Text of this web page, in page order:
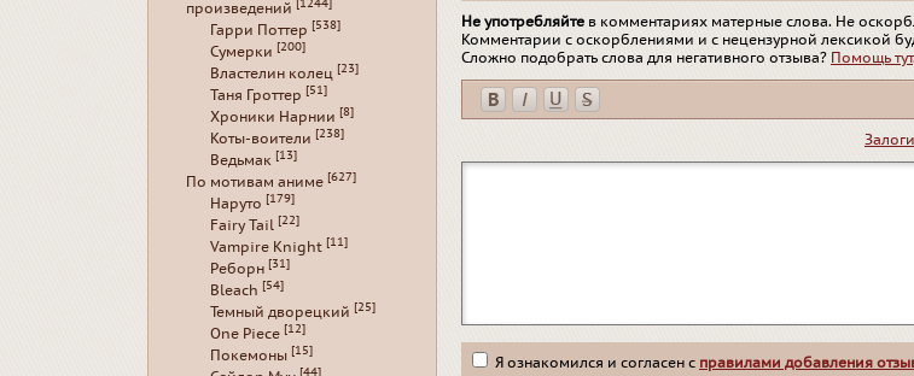
Не употребляйте в комментариях матерные слова. Не
Комментарии с оскорблениями и с нецензурной лексикой
Сложно подобрать слова для негативного отзыва? Помощь тут
Я ознакомился и согласен с правилами добавления
произведений [1244]
Гарри Поттер [538]
Сумерки [200]
Властелин колец [23]
Таня Гроттер [51]
Хроники Нарнии [8]
Коты-воители [238]
Ведьмак [13]
По мотивам аниме [627]
Наруто [179]
Fairy Tail [22]
Vampire Knight [11]
Реборн [31]
Bleach [54]
Темный дворецкий [25]
One Piece [12]
Покемоны [15]
[44]